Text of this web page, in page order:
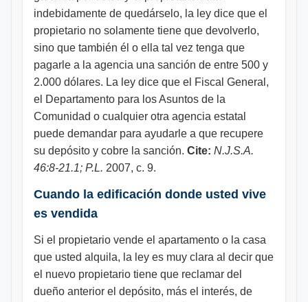
indebidamente de quedárselo, la ley dice que el
propietario no solamente tiene que devolverlo,
sino que también él o ella tal vez tenga que
pagarle a la agencia una sanción de entre 500 y
2.000 dólares. La ley dice que el Fiscal General,
el Departamento para los Asuntos de la
Comunidad o cualquier otra agencia estatal
puede demandar para ayudarle a que recupere
su depósito y cobre la sanción. Cite: N.J.S.A.
46:8-21.1; P.L. 2007, c. 9.
Cuando la edificación donde usted vive
es vendida
Si el propietario vende el apartamento o la casa
que usted alquila, la ley es muy clara al decir que
el nuevo propietario tiene que reclamar del
dueño anterior el depósito, más el interés, de